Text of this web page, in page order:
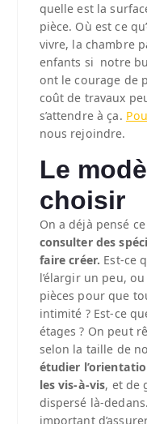
quelle est la
pièce. Où est ce
vivre, la chambre
enfants si notre
ont le courage de
coût de travaux
s’attendre à ça.
nous rejoindre.
Le
choisir
On a déjà pensé
consulter des
faire créer. Est-ce
l’élargir un peu,
pièces pour que
intimité ? Est-ce
étages ? On peut
selon la taille de
étudier
les vis-à-vis, et de
dispersé là-
important